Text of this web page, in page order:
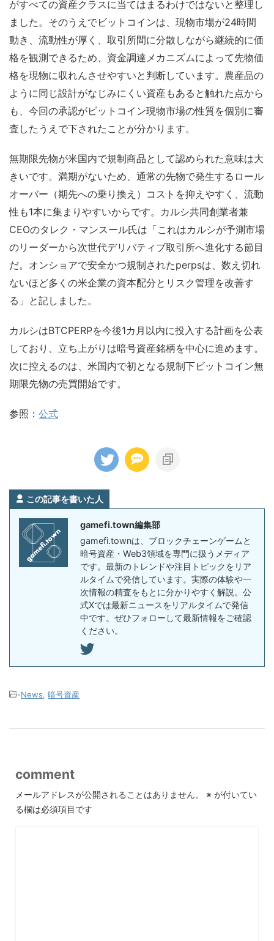
がすべての資産クラスに当てはまるわけではないと整理し
ました。そのうえでビットコインは、現物市場が24時間
動き、流動性が厚く、取引所間に分散しながら継続的に価
格を観測できるため、資金調達メカニズムによって先物価
格を現物に収れんさせやすいと判断しています。農産品の
ように同じ設計がなじみにくい資産もあると触れた点から
も、今回の承認がビットコイン現物市場の性質を個別に審
査したうえで下されたことが分かります。
無期限先物が米国内で規制商品として認められた意味は大
きいです。満期がないため、通常の先物で発生するロール
オーバー（期先への乗り換え）コストを抑えやすく、流動
性も1本に集まりやすいからです。カルシ共同創業者兼
CEOのタレク・マンスール氏は「これはカルシが予測市場
のリーダーから次世代デリバティブ取引所へ進化する節目
だ。オンショアで安全かつ規制されたperpsは、数え切れ
ないほど多くの米企業の資本配分とリスク管理を改善す
る」と記しました。
カルシはBTCPERPを今後1カ月以内に投入する計画を公表
しており、立ち上がりは暗号資産銘柄を中心に進めます。
次に控えるのは、米国内で初となる規制下ビットコイン無
期限先物の売買開始です。
参照： 公式
この記事を書いた人
gamefi.town編集部
gamefi.townは、ブロックチェーンゲームと
暗号資産・Web3領域を専門に扱うメディア
です。最新のトレンドや注目トピックをリア
ルタイムで発信しています。実際の体験や一
次情報の精査をもとに分かりやすく解説。公
式Xでは最新ニュースをリアルタイムで発信
中です。ぜひフォローして最新情報をご確認
ください。
-News 暗号資産
comment
メールアドレスが公開されることはありません。 ※ が付いてい
る欄は必須項目です